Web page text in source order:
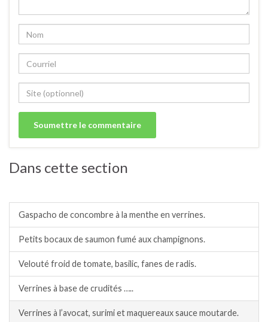
Dans cette section
Gaspacho de concombre à la menthe en verrines.
Petits bocaux de saumon fumé aux champignons.
Velouté froid de tomate, basilic, fanes de radis.
Verrines à base de crudités …..
Verrines à l’avocat, surimi et maquereaux sauce moutarde.